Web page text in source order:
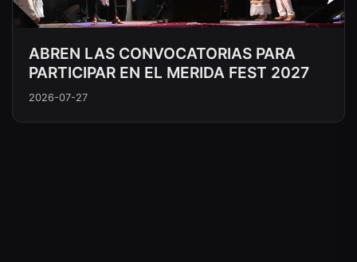
ABREN LAS CONVOCATORIAS PARA
PARTICIPAR EN EL MERIDA FEST 2027
2026-07-27